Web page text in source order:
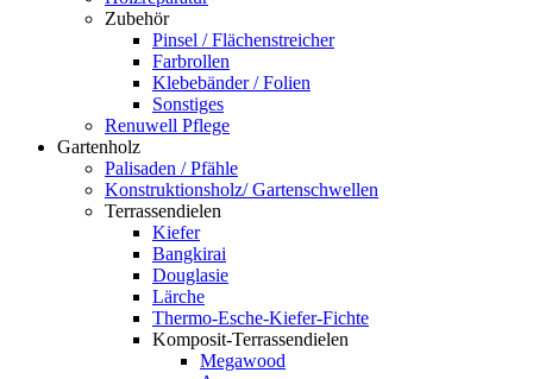
Zubehör
Pinsel / Flächenstreicher
Farbrollen
Klebebänder / Folien
Sonstiges
Renuwell Pflege
Gartenholz
Palisaden / Pfähle
Konstruktionsholz/ Gartenschwellen
Terrassendielen
Kiefer
Bangkirai
Douglasie
Lärche
Thermo-Esche-Kiefer-Fichte
Komposit-Terrassendielen
Megawood